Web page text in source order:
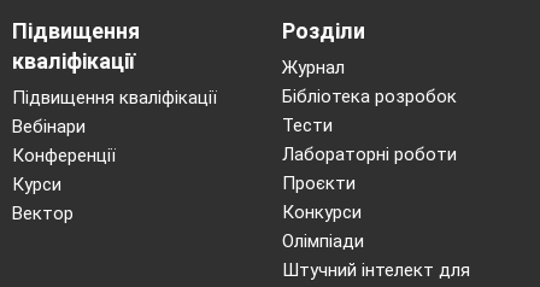
Підвищення
кваліфікації
Підвищення кваліфікації
Вебінари
Конференції
Курси
Вектор
Розділи
Журнал
Бібліотека розробок
Тести
Лабораторні роботи
Проєкти
Конкурси
Олімпіади
Штучний інтелект для